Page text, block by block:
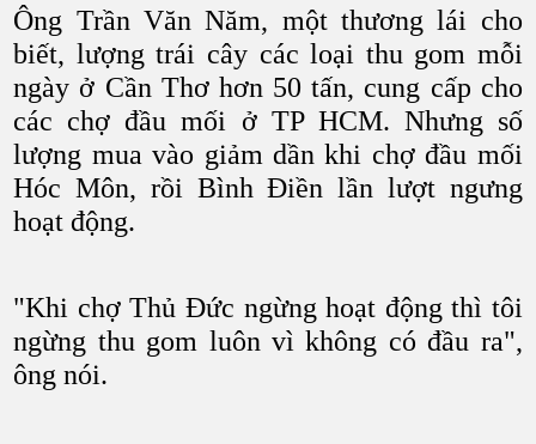
Ông Trần Văn Năm, một thương lái cho
biết, lượng trái cây các loại thu gom mỗi
ngày ở Cần Thơ hơn 50 tấn, cung cấp cho
các chợ đầu mối ở TP HCM. Nhưng số
lượng mua vào giảm dần khi chợ đầu mối
Hóc Môn, rồi Bình Điền lần lượt ngưng
hoạt động.
"Khi chợ Thủ Đức ngừng hoạt động thì tôi
ngừng thu gom luôn vì không có đầu ra",
ông nói.